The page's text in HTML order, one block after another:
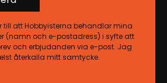
till att Hobbyisterna behandlar mina
(namn och e-postadress) i syfte att
och erbjudanden via e-post. Jag
återkalla mitt samtycke.